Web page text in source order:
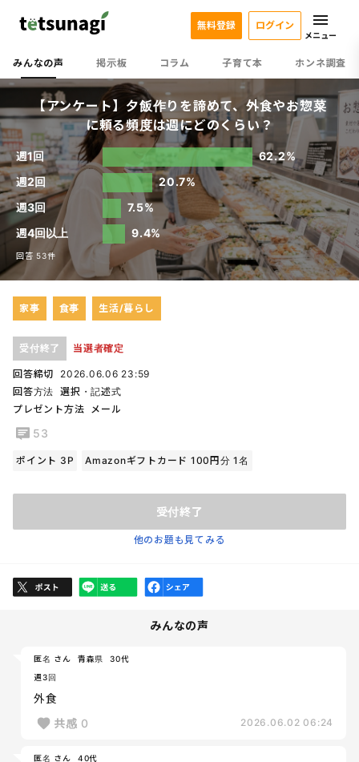
みんなの声 掲示板 コラム 子育て本 ホンネ調査
無料登録 ログイン
メニュー
【アンケート】夕飯作りを諦めて、外食やお惣菜
に頼る頻度は週にどのくらい？
週1回
62.2%
週2回
20.7%
週3回
7.5%
週4回以上
9.4%
回答 53件
家事 食事 生活/暮らし
受付終了 当選者確定
回答締切
2026.06.06 23:59
回答方法 選択・記述式
プレゼント方法
メール
53
ポイント 3P Amazonギフトカード 100円分 1名
受付終了
他のお題も見てみる
みんなの声
匿名 さん 青森県
30代
週3回
外食
共感 0 2026.06.02 06:24
匿名 さん
40代